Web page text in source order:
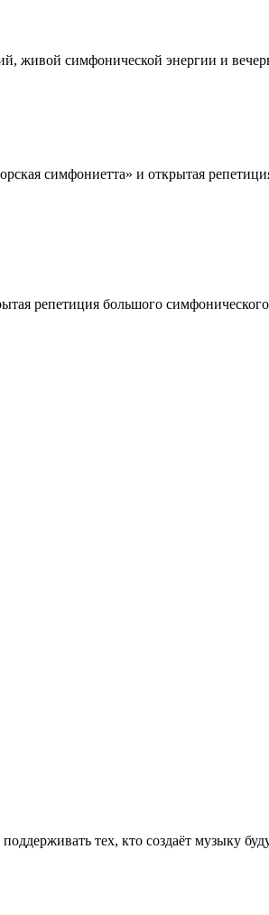
живой симфонической энергии и
симфониетта» и открытая
репетиция большого симфонического
тех, кто создаёт музыку